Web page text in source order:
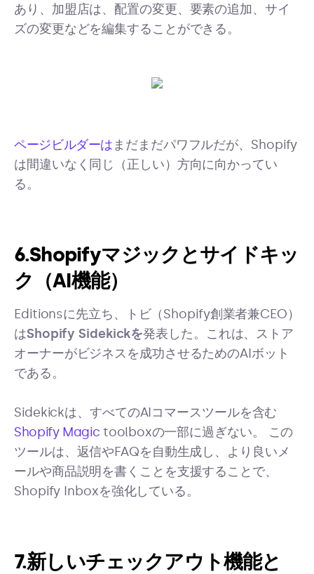
あり、加盟店は、配置の変更、要素の追加、サイ
ズの変更などを編集することができる。
ページビルダーはまだまだパワフルだが、Shopify
は間違いなく同じ（正しい）方向に向かってい
る。
6.Shopifyマジックとサイドキッ
ク（AI機能）
Editionsに先立ち、トビ（Shopify創業者兼CEO）
はShopify Sidekickを発表した。これは、ストア
オーナーがビジネスを成功させるためのAIボット
である。
Sidekickは、すべてのAIコマースツールを含む
Shopify Magic toolboxの一部に過ぎない。 この
ツールは、返信やFAQを自動生成し、より良いメ
ールや商品説明を書くことを支援することで、
Shopify Inboxを強化している。
7.新しいチェックアウト機能と